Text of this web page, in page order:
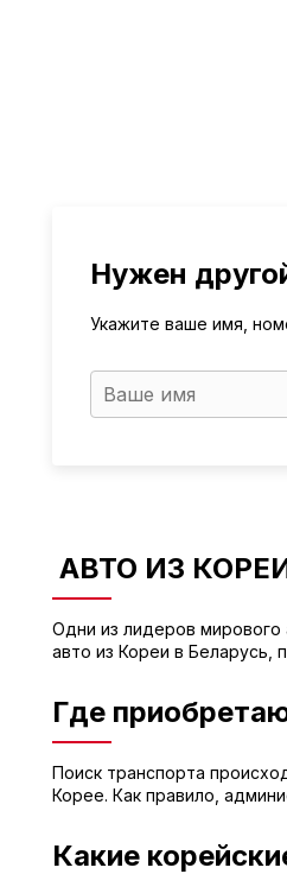
Нужен
Укажите ваше имя,
АВТО ИЗ
Одни из лидеров
авто из Кореи в Беларусь,
Где
Поиск транспорта
Корее. Как правило,
Какие